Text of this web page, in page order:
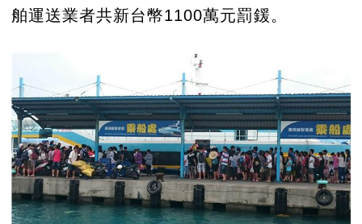
舶運送業者共新台幣1100萬元罰鍰。